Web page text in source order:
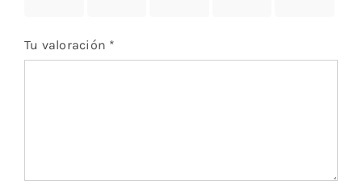
Tu valoración *